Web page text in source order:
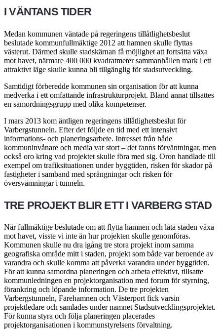
I VÄNTANS TIDER
Medan kommunen väntade på regeringens tillåtlighetsbeslut
beslutade kommunfullmäktige 2012 att hamnen skulle flyttas
västerut. Därmed skulle stadskärnan få möjlighet att fortsätta växa
mot havet, närmare 400 000 kvadratmeter sammanhållen mark i ett
attraktivt läge skulle kunna bli tillgänglig för stadsutveckling.
Samtidigt förberedde kommunen sin organisation för att kunna
medverka i ett omfattande infrastrukturprojekt. Bland annat tillsattes
en samordningsgrupp med olika kompetenser.
I mars 2013 kom äntligen regeringens tillåtlighetsbeslut för
Varbergstunneln. Efter det följde en tid med ett intensivt
informations- och planeringsarbete. Intresset från både
kommuninvånare och media var stort – det fanns förväntningar, men
också oro kring vad projektet skulle föra med sig. Oron handlade till
exempel om trafiksituationen under byggtiden, risken för skador på
fastigheter i samband med sprängningar och risken för
översvämningar i tunneln.
TRE PROJEKT BLIR ETT I VARBERG STAD
När fullmäktige beslutade om att flytta hamnen och låta staden växa
mot havet, visste vi inte än hur projekten skulle genomföras.
Kommunen skulle nu dra igång tre stora projekt inom samma
geografiska område mitt i staden, projekt som både var beroende av
varandra och skulle komma att påverka varandra under byggtiden.
För att kunna samordna planeringen och arbeta effektivt, tillsatte
kommunledningen en projektorganisation med forum för styrning,
förankring och löpande information. De tre projekten
Varbergstunneln, Farehamnen och Västerport fick varsin
projektledare och samlades under namnet Stadsutvecklingsprojektet.
För kunna styra och följa planeringen placerades
projektorganisationen i kommunstyrelsens förvaltning.